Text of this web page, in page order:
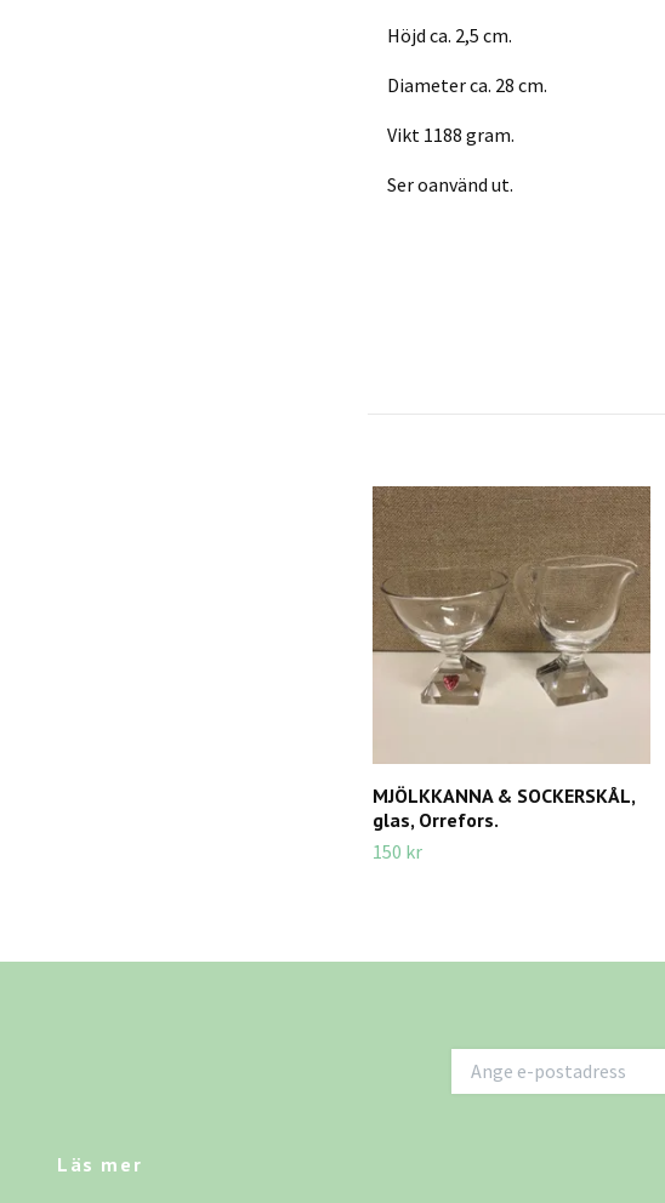
Höjd ca. 2,5 cm.
Diameter ca. 28 cm.
Vikt 1188 gram.
Ser oanvänd ut.
MJÖLKKANNA & SOCKERSKÅL,
glas, Orrefors.
150 kr
Läs mer